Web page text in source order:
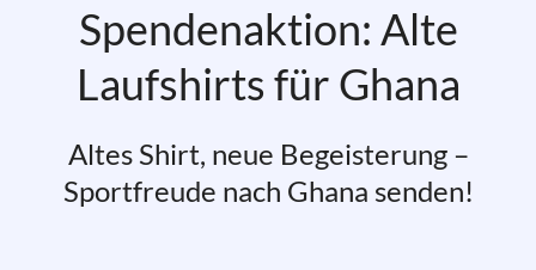
Spendenaktion: Alte
Laufshirts für Ghana
Altes Shirt, neue Begeisterung –
Sportfreude nach Ghana senden!